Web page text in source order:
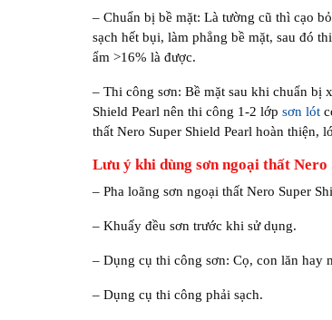
– Chuẩn bị bề mặt: Là tường cũ thì cạo
sạch hết bụi, làm phẳng bề mặt, sau đó
ẩm >16% là được.
– Thi công sơn: Bề mặt sau khi chuẩn bị
Shield Pearl nên thi công 1-2 lớp sơn lót
thất Nero Super Shield Pearl hoàn thiện,
Lưu ý khi dùng sơn ngoại thất Nero
– Pha loãng sơn ngoại thất Nero Super
– Khuấy đều sơn trước khi sử dụng.
– Dụng cụ thi công sơn: Cọ, con lăn hay
– Dụng cụ thi công phải sạch.